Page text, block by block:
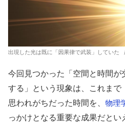
出現した光は既に「因果律で武装」していた
今回見つかった「空間と時間が
する」という現象は、これまで
思われがちだった時間を、 物理
っかけとなる重要な成果だとい